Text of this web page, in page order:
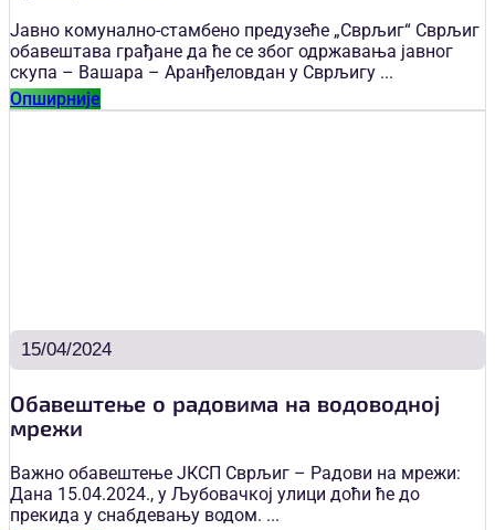
Јавно комунално-стамбено предузеће „Сврљиг“ Сврљиг
обавештава грађане да ће се због одржавања јавног
скупа – Вашара – Аранђеловдан у Сврљигу ...
Опширније
15/04/2024
Обавештење о радовима на водоводној
мрежи
Важно обавештење ЈКСП Сврљиг – Радови на мрежи:
Дана 15.04.2024., у Љубовачкој улици доћи ће до
прекида у снабдевању водом. ...